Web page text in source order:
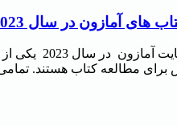
آمازون در سال 2023
پرفروش‌ ترین کتاب‌ های سایت آمازون در سال 2023 یکی از
برای مطالعه کتاب هستند.